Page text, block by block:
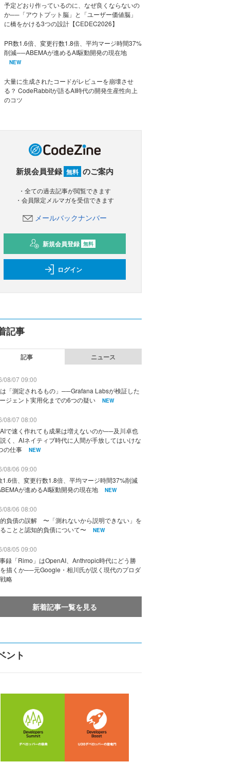
予定どおり作っているのに、なぜ良くならないの
か──「アウトプット脳」と「ユーザー価値脳」
に橋をかける3つの設計【CEDEC2026】
PR数1.6倍、変更行数1.8倍、平均マージ時間37%
削減──ABEMAが進めるAI駆動開発の現在地
NEW
大量に生成されたコードがレビューを崩壊させ
る？ CodeRabbitが語るAI時代の開発生産性向上
のコツ
新規会員登録 無料 のご案内
・全ての過去記事が閲覧できます
・会員限定メルマガを受信できます
メールバックナンバー
新規会員登録 無料
ログイン
記事
記事 ニュース
08/07 09:00
「測定されるもの」──Grafana Labsが検証した
ジェント実用化までの6つの疑い
NEW
08/07 08:00
で速く作れても成果は増えないのか──及川卓也
く、AIネイティブ時代に人間が手放してはいけな
の仕事
NEW
08/06 09:00
1.6倍、変更行数1.8倍、平均マージ時間37%削減
が進めるAI駆動開発の現在地
NEW
08/06 08:00
負債の誤解 〜「測れないから説明できない」を
ことと認知的負債について〜
NEW
08/05 09:00
録「Rimo」はOpenAI、Anthropic時代にどう勝
描くか──元Google・相川氏が説く現代のプロダ
略
新着記事一覧を見る
ント